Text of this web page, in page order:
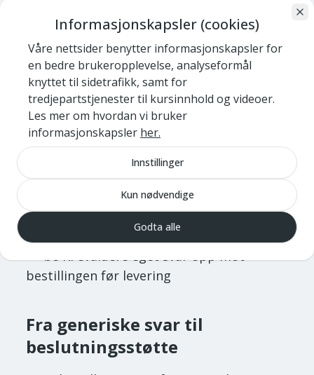
sette tydeligeutførelseskrav
I PARE trener man på å:
«varmeopp» KI med en rask
kunnskapskartlegging
fylle kunnskapshull med
oppfølgingsspørsmål
, avklare uklarheter og berike
be KI evaluere eget svar opp mot
bestillingen før levering
Fra generiske svar til
beslutningsstøtte
Informasjonskapsler (cookies)
Våre nettsider benytter informasjonskapsler for
en bedre brukeropplevelse, analyseformål
knyttet til sidetrafikk, samt for
tredjepartstjenester til kursinnhold og videoer.
Les mer om hvordan vi bruker
informasjonskapsler her.
Innstillinger
Kun nødvendige
Godta alle